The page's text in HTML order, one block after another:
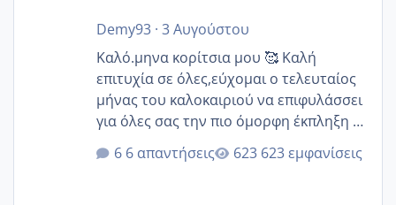
Demy93· 3 Αυγούστου
Καλό.μηνα κορίτσια μου 🥰 Καλή
επιτυχία σε όλες,εύχομαι ο τελευταίος
μήνας του καλοκαιριού να επιφυλάσσει
για όλες σας την πιο όμορφη έκπληξη 🧿
@Elk @Melikara86 @Παρασκευαιδου
@Zenia z @melitiniღ @Christi.D.
6 απαντήσεις 623 εμφανίσεις